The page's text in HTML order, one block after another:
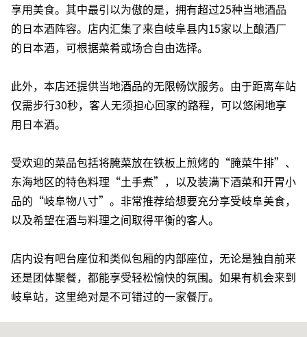
享用美食。其中最引以为傲的是，拥有超过25种当地酒品
的日本酒阵容。店内汇集了来自岐阜县内15家以上酿酒厂
的日本酒，可根据菜肴或场合自由选择。
此外，本店还提供当地酒品的无限畅饮服务。由于距离车站
仅需步行30秒，客人无须担心回家的路程，可以悠闲地享
用日本酒。
受欢迎的菜品包括将腌菜放在铁板上煎烤的“腌菜牛排”、
东海地区的特色料理“土手煮”，以及装满下酒菜和开胃小
品的“岐阜物八寸”。非常推荐给想要充分享受岐阜美食，
以及希望在酒与料理之间取得平衡的客人。
店内设有吧台座位和类似包厢的内部座位，无论是独自前来
还是团体聚餐，都能享受轻松愉快的氛围。如果有机会来到
岐阜站，这里绝对是不可错过的一家餐厅。